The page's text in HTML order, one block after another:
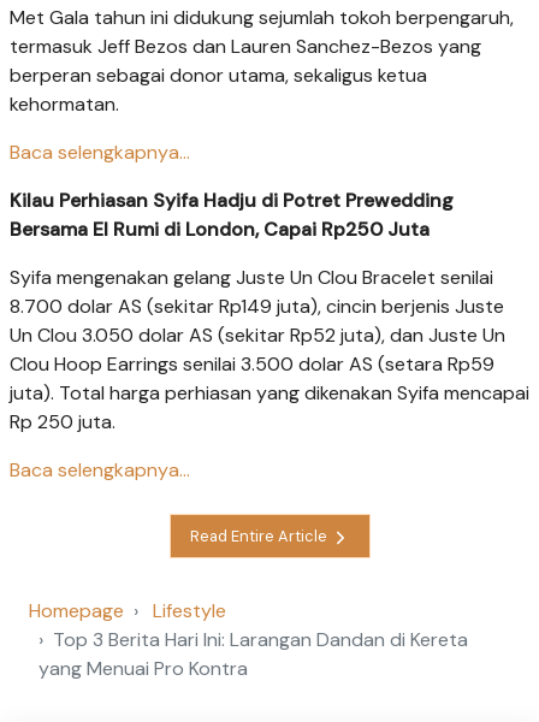
Met Gala tahun ini didukung sejumlah tokoh berpengaruh,
termasuk Jeff Bezos dan Lauren Sanchez-Bezos yang
berperan sebagai donor utama, sekaligus ketua
kehormatan.
Baca selengkapnya...
Kilau Perhiasan Syifa Hadju di Potret Prewedding
Bersama El Rumi di London, Capai Rp250 Juta
Syifa mengenakan gelang Juste Un Clou Bracelet senilai
8.700 dolar AS (sekitar Rp149 juta), cincin berjenis Juste
Un Clou 3.050 dolar AS (sekitar Rp52 juta), dan Juste Un
Clou Hoop Earrings senilai 3.500 dolar AS (setara Rp59
juta). Total harga perhiasan yang dikenakan Syifa mencapai
Rp 250 juta.
Baca selengkapnya...
Read Entire Article
Homepage
Lifestyle
Top 3 Berita Hari Ini: Larangan Dandan di Kereta
yang Menuai Pro Kontra